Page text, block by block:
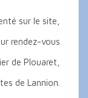
sur le site,
rendez-vous
de Plouaret,
de Lannion.